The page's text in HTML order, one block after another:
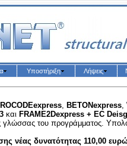
Υποστήριξη Λήψεις
, BETONexpress,
και FRAME2Dexpress + EC
γλώσσας του προγράμματος.
νέας δυνατότητας 110,00